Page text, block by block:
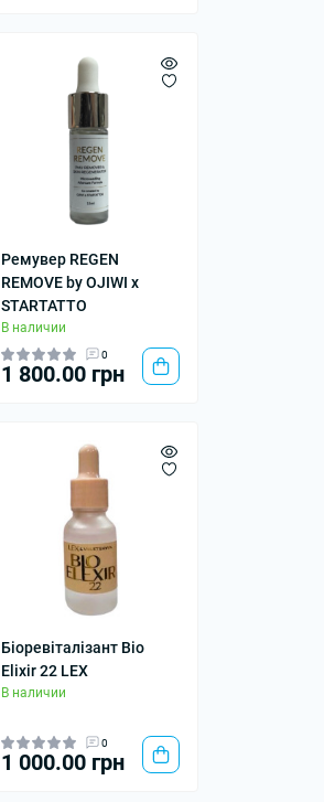
Ремувер REGEN
REMOVE by OJIWI x
STARTATTO
В наличии
0
1 800.00 грн
Біоревіталізант Bio
Elixir 22 LEX
В наличии
0
1 000.00 грн